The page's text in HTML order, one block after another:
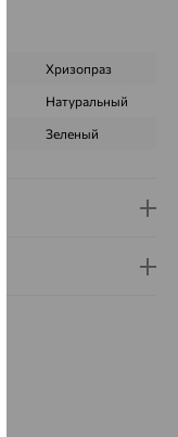
Хризопраз
Натуральный
Зеленый